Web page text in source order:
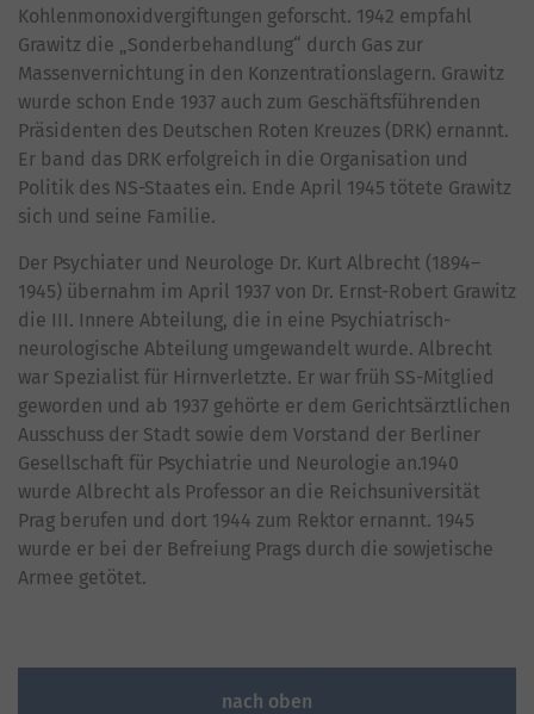
Kohlenmonoxidvergiftungen geforscht. 1942 empfahl
Grawitz die „Sonderbehandlung“ durch Gas zur
Massenvernichtung in den Konzentrationslagern. Grawitz
wurde schon Ende 1937 auch zum Geschäftsführenden
Präsidenten des Deutschen Roten Kreuzes (DRK) ernannt.
Er band das DRK erfolgreich in die Organisation und
Politik des NS-Staates ein. Ende April 1945 tötete Grawitz
sich und seine Familie.
Der Psychiater und Neurologe Dr. Kurt Albrecht (1894–
1945) übernahm im April 1937 von Dr. Ernst-Robert Grawitz
die III. Innere Abteilung, die in eine Psychiatrisch-
neurologische Abteilung umgewandelt wurde. Albrecht
war Spezialist für Hirnverletzte. Er war früh SS-Mitglied
geworden und ab 1937 gehörte er dem Gerichtsärztlichen
Ausschuss der Stadt sowie dem Vorstand der Berliner
Gesellschaft für Psychiatrie und Neurologie an.1940
wurde Albrecht als Professor an die Reichsuniversität
Prag berufen und dort 1944 zum Rektor ernannt. 1945
wurde er bei der Befreiung Prags durch die sowjetische
Armee getötet.
nach oben